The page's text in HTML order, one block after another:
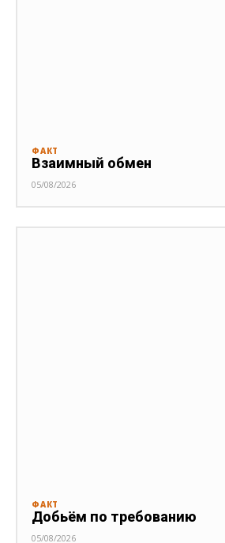
ФАКТ
Взаимный обмен
05/08/2026
ФАКТ
Добьём по требованию
05/08/2026